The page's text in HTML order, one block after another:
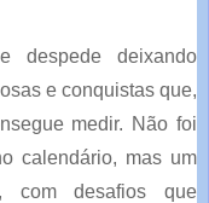
deixando
e conquistas que,
medir. Não foi
calendário, mas um
com desafios que